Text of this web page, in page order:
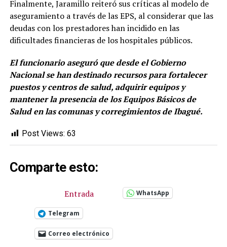
Finalmente, Jaramillo reiteró sus críticas al modelo de
aseguramiento a través de las EPS, al considerar que las
deudas con los prestadores han incidido en las
dificultades financieras de los hospitales públicos.
El funcionario aseguró que desde el Gobierno
Nacional se han destinado recursos para fortalecer
puestos y centros de salud, adquirir equipos y
mantener la presencia de los Equipos Básicos de
Salud en las comunas y corregimientos de Ibagué.
Post Views: 63
Comparte esto:
Entrada WhatsApp
Telegram
Correo electrónico